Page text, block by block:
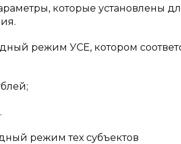
которые установлены
режим УСЕ, котором
режим тех субъектов